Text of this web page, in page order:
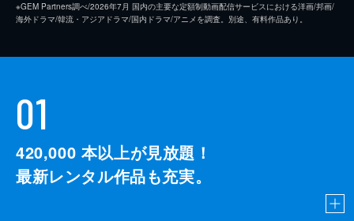
※GEM Partners調べ/2026年7⽉ 国内の主要な定額制動画配信サービスにおける洋画/邦画/
海外ドラマ/韓流・アジアドラマ/国内ドラマ/アニメを調査。別途、有料作品あり。
01
420,000 本以上が見放題！
最新レンタル作品も充実。